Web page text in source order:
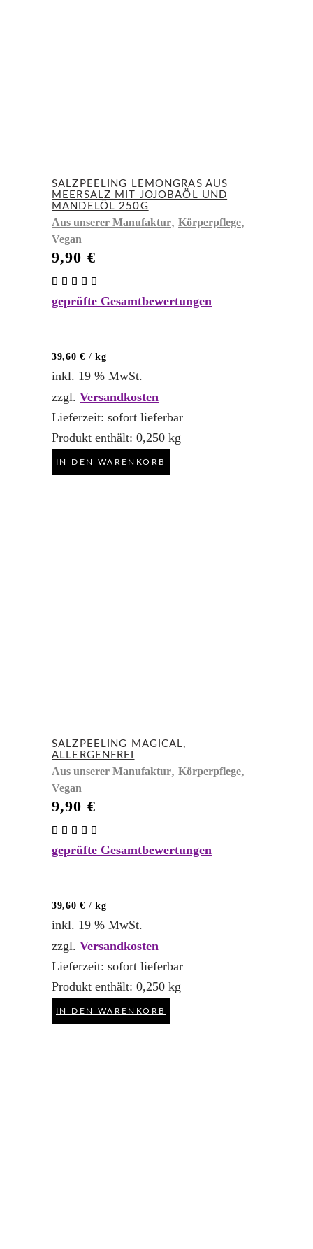
SALZPEELING LEMONGRAS AUS
MEERSALZ MIT JOJOBAÖL UND
MANDELÖL 250G
Aus unserer Manufaktur, Körperpflege,
Vegan
9,90 €
5.00
geprüfte Gesamtbewertungen
39,60€ /kg
inkl. 19 % MwSt.
zzgl. Versandkosten
Lieferzeit: sofort lieferbar
Produkt enthält: 0,250 kg
IN DEN WARENKORB
SALZPEELING MAGICAL,
ALLERGENFREI
Aus unserer Manufaktur, Körperpflege,
Vegan
9,90 €
4.83
geprüfte Gesamtbewertungen
39,60€ /kg
inkl. 19 % MwSt.
zzgl. Versandkosten
Lieferzeit: sofort lieferbar
Produkt enthält: 0,250 kg
IN DEN WARENKORB